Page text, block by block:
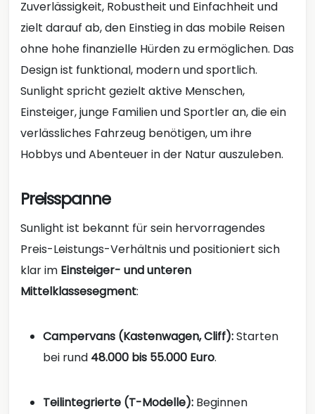
Zuverlässigkeit, Robustheit und Einfachheit und
zielt darauf ab, den Einstieg in das mobile Reisen
ohne hohe finanzielle Hürden zu ermöglichen. Das
Design ist funktional, modern und sportlich.
Sunlight spricht gezielt aktive Menschen,
Einsteiger, junge Familien und Sportler an, die ein
verlässliches Fahrzeug benötigen, um ihre
Hobbys und Abenteuer in der Natur auszuleben.
Preisspanne
Sunlight ist bekannt für sein hervorragendes
Preis-Leistungs-Verhältnis und positioniert sich
klar im Einsteiger- und unteren
Mittelklassesegment:
Campervans (Kastenwagen, Cliff):Starten
bei rund 48.000 bis 55.000 Euro.
Teilintegrierte (T-Modelle): Beginnen